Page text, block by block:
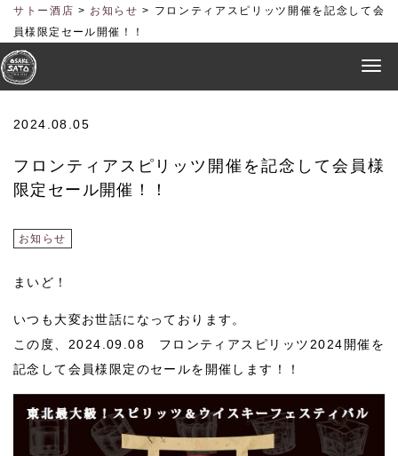
サトー酒店 > お知らせ > フロンティアスピリッツ開催を記念して会
員様限定セール開催！！
2024.08.05
フロンティアスピリッツ開催を記念して会員様
限定セール開催！！
お知らせ
まいど！
いつも大変お世話になっております。
この度、2024.09.08 フロンティアスピリッツ2024開催を
記念して会員様限定のセールを開催します！！